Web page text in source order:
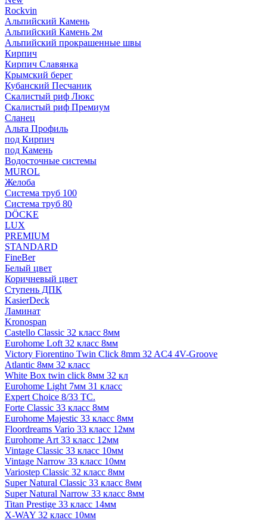
Rockvin
Альпийский Камень
Альпийский Камень 2м
Альпийский прокрашенные швы
Кирпич
Кирпич Славянка
Крымский берег
Кубанский Песчаник
Скалистый риф Люкс
Скалистый риф Премиум
Сланец
Альта Профиль
под Кирпич
под Камень
Водосточные системы
MUROL
Желоба
Система труб 100
Система труб 80
DÖCKE
LUX
PREMIUM
STANDARD
FineBer
Белый цвет
Коричневый цвет
Ступень ДПК
KasierDeck
Ламинат
Kronospan
Castello Classic 32 класс 8мм
Eurohome Loft 32 класс 8мм
Victory Fiorentino Twin Click 8mm 32 AC4 4V-Groove
Atlantic 8мм 32 класс
White Box twin click 8мм 32 кл
Eurohome Light 7мм 31 класс
Expert Choice 8/33 TC.
Forte Classic 33 класс 8мм
Eurohome Majestic 33 класс 8мм
Floordreams Vario 33 класс 12мм
Eurohome Art 33 класс 12мм
Vintage Classic 33 класс 10мм
Vintage Narrow 33 класс 10мм
Variostep Classic 32 класс 8мм
Super Natural Classic 33 класс 8мм
Super Natural Narrow 33 класс 8мм
Titan Prestige 33 класс 14мм
X-WAY 32 класс 10мм